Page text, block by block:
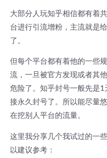
大部分人玩知乎相信都有着
台进行引流增粉，主流就是
了。
但每个平台都有着他的一些
流，一旦被官方发现或者其
危险了。知乎封号一般先是
接永久封号了。所以能尽量
在挖别人平台的流量。
这里我分享几个我试过的一
以建议参考：